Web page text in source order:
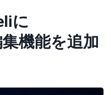
に
機能を追加